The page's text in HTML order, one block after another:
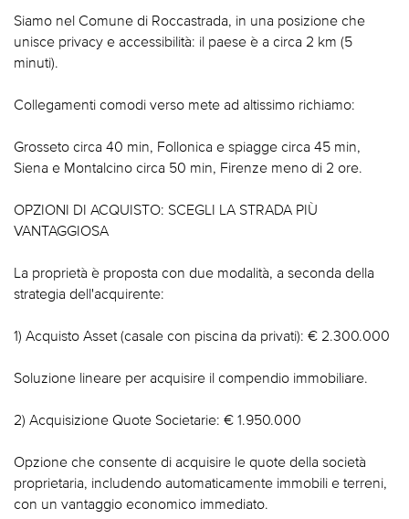
Siamo nel Comune di Roccastrada, in una posizione che
unisce privacy e accessibilità: il paese è a circa 2 km (5
minuti).
Collegamenti comodi verso mete ad altissimo richiamo:
Grosseto circa 40 min, Follonica e spiagge circa 45 min,
Siena e Montalcino circa 50 min, Firenze meno di 2 ore.
OPZIONI DI ACQUISTO: SCEGLI LA STRADA PIÙ
VANTAGGIOSA
La proprietà è proposta con due modalità, a seconda della
strategia dell'acquirente:
1) Acquisto Asset (casale con piscina da privati): € 2.300.000
Soluzione lineare per acquisire il compendio immobiliare.
2) Acquisizione Quote Societarie: € 1.950.000
Opzione che consente di acquisire le quote della società
proprietaria, includendo automaticamente immobili e terreni,
con un vantaggio economico immediato.